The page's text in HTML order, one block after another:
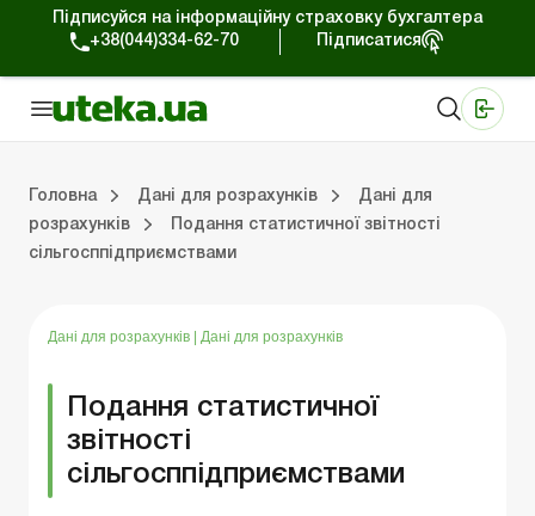
Підписуйся на інформаційну страховку бухгалтера
+38(044)334-62-70
Підписатися
Головна Дані для розрахунків
Дані для
розрахунків
Подання статистичної звітності
сільгосппідприємствами
Дані для розрахунків Дані для розрахунків
Подання статистичної
звітності
сільгосппідприємствами